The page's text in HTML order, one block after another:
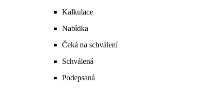
Kalkulace
Nabídka
Čeká na schválení
Schválená
Podepsaná